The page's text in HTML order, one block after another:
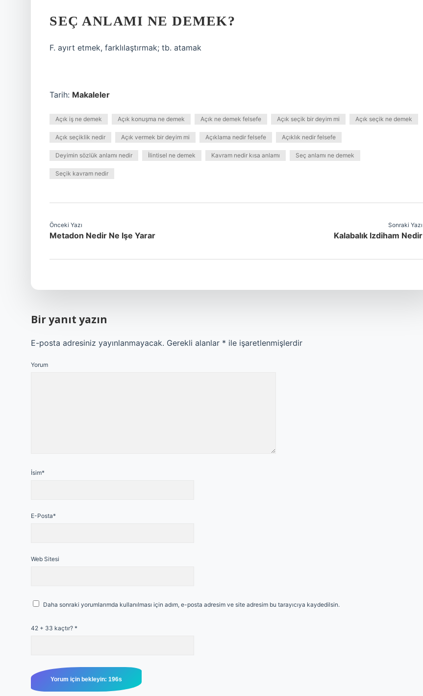
SEÇ ANLAMI NE DEMEK?
F. ayırt etmek, farklılaştırmak; tb. atamak
Tarih: Makaleler
Açık iş ne demek Açık konuşma ne demek Açık ne demek felsefe Açık seçik bir deyim mi Açık seçik ne demek
Açık seçiklik nedir Açık vermek bir deyim mi Açıklama nedir felsefe Açıklık nedir felsefe
Deyimin sözlük anlamı nedir İlintisel ne demek Kavram nedir kısa anlamı Seç anlamı ne demek
Seçik kavram nedir
Önceki Yazı
Metadon Nedir Ne Işe Yarar
Sonraki Yazı
Kalabalık Izdiham Nedir
Bir yanıt yazın
E-posta adresiniz yayınlanmayacak. Gerekli alanlar * ile işaretlenmişlerdir
Yorum
İsim*
E-Posta*
Web Sitesi
Daha sonraki yorumlarımda kullanılması için adım, e-posta adresim ve site adresim bu tarayıcıya kaydedilsin.
42 + 33 kaçtır? *